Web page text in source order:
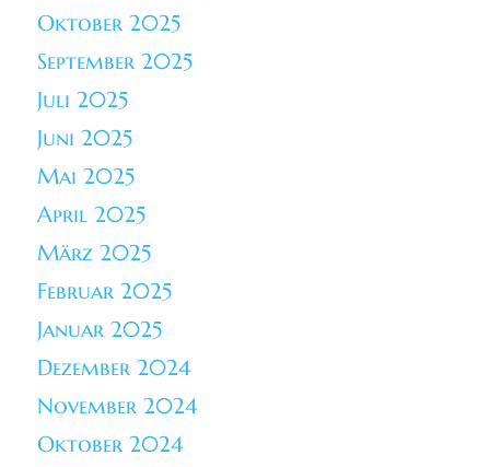
Oktober 2025
September 2025
Juli 2025
Juni 2025
Mai 2025
April 2025
März 2025
Februar 2025
Januar 2025
Dezember 2024
November 2024
Oktober 2024